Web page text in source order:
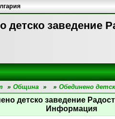
детско заведение
» Община » » Обединено
детско заведение
Информация